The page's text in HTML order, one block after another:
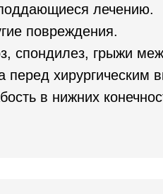
лечению.
повреждения.
спондилез, грыжи
перед хирургическим
в нижних